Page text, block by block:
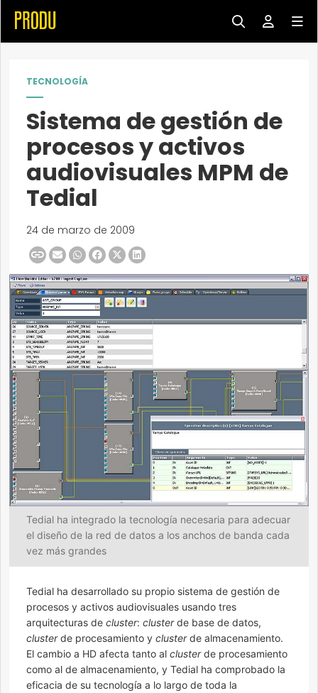
TECNOLOGÍA
Sistema de gestión de
procesos y activos
audiovisuales MPM de
Tedial
24 de marzo de 2009
Tedial ha integrado la tecnología necesaria para adecuar
el diseño de la red de datos a los anchos de banda cada
vez más grandes
Tedial ha desarrollado su propio sistema de gestión de
procesos y activos audiovisuales usando tres
arquitecturas de cluster: clusterde base de datos,
clusterde procesamiento y clusterde almacenamiento.
El cambio a HD afecta tanto al clusterde procesamiento
como al de almacenamiento, y Tedial ha comprobado la
eficacia de su tecnología a lo largo de toda la